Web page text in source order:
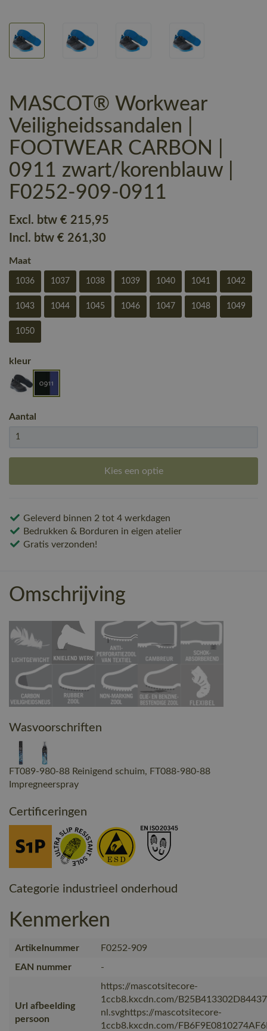
MASCOT® Workwear
Veiligheidssandalen |
FOOTWEAR CARBON |
0911 zwart/korenblauw |
F0252-909-0911
Excl. btw € 215,95
Incl. btw € 261,30
Maat
1036 1037 1038 1039 1040 1041 1042
1043 1044 1045 1046 1047 1048 1049
1050
kleur
Aantal
Kies een optie
Geleverd binnen 2 tot 4 werkdagen
Bedrukken & Borduren in eigen atelier
Gratis verzonden!
Omschrijving
Wasvoorschriften
FT089-980-88 Reinigend schuim, FT088-980-88
Impregneerspray
Certificeringen
Categorie industrieel onderhoud
Kenmerken
Artikelnummer
F0252-909
EAN nummer
-
Url afbeelding
persoon
https://mascotsitecore-
1ccb8.kxcdn.com/
nl.svghttps://mascotsitecore-
1ccb8.kxcdn.com/